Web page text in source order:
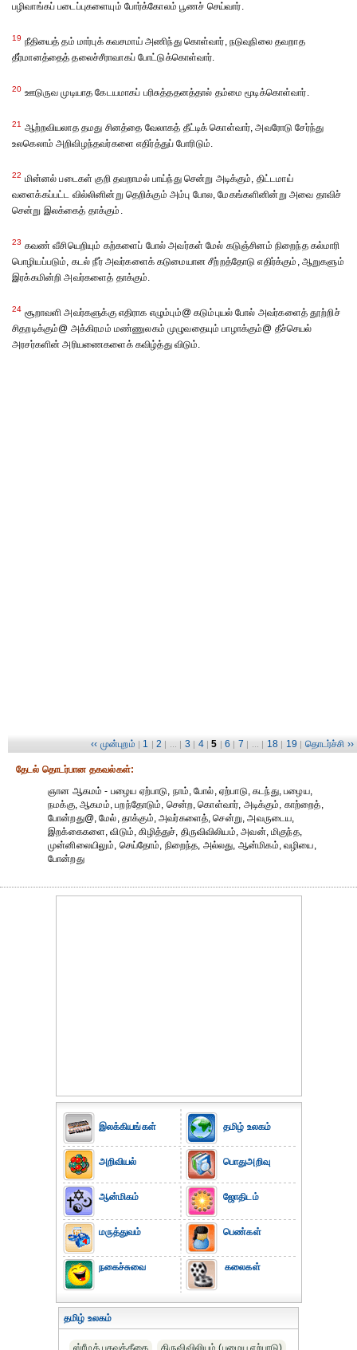
பழிவாங்கப் படைப்புகளையும் போர்க்கோலம் பூணச் செய்வார்.
19 நீதியைத் தம் மார்புக் கவசமாய் அணிந்து கொள்வார், நடுவுநிலை தவறாத
தீர்மானத்தைத் தலைச்சீராவாகப் போட்டுக்கொள்வார்.
20 ஊடுருவ முடியாத கேடயமாகப் பரிசுத்ததனத்தால் தம்மை மூடிக்கொள்வார்.
21 ஆற்றவியலாத தமது சினத்தை வேலாகத் தீட்டிக் கொள்வார், அவரோடு சேர்ந்து
உலகெலாம் அறிவிழந்தவர்களை எதிர்த்துப் போரிடும்.
22 மின்னல் படைகள் குறி தவறாமல் பாய்ந்து சென்று அடிக்கும், திட்டமாய்
வளைக்கப்பட்ட வில்லினின்று தெறிக்கும் அம்பு போல, மேகங்களினின்று அவை தாவிச்
சென்று இலக்கைத் தாக்கும்.
23 கவண் வீசியெறியும் கற்களைப் போல் அவர்கள் மேல் கடுஞ்சினம் நிறைந்த கல்மாரி
பொழியப்படும், கடல் நீர் அவர்களைக் கடுமையான சீற்றத்தோடு எதிர்க்கும், ஆறுகளும்
இரக்கமின்றி அவர்களைத் தாக்கும்.
24 சூறாவளி அவர்களுக்கு எதிராக எழும்பும்@ கடும்புயல் போல் அவர்களைத் தூற்றிச்
சிதறடிக்கும்@ அக்கிரமம் மண்ணுலகம் முழுவதையும் பாழாக்கும்@ தீச்செயல்
அரசர்களின் அரியணைகளைக் கவிழ்த்து விடும்.
‹‹ முன்புறம் | 1 | 2 | ... | 3 | 4 | 5 | 6 | 7 | ... | 18 | 19 | தொடர்ச்சி ››
தேட‌ல் தொட‌ர்பான தகவ‌ல்க‌ள்:
ஞான ஆகமம் - பழைய ஏற்பாடு, நாம், போல், ஏற்பாடு, கடந்து, பழைய,
நமக்கு, ஆகமம், பறந்தோடும், சென்ற, கொள்வார், அடிக்கும், காற்றைத்,
போன்றது@, மேல், தாக்கும், அவர்களைத், சென்று, அவருடைய,
இறக்கைகளை, விடும், கிழித்துச், திருவிவிலியம், அவன், மிகுந்த,
முன்னிலையிலும், செய்தோம், நிறைந்த, அல்லது, ஆன்மிகம், வழியை,
போன்றது
இலக்கியங்கள்
அறிவியல்
ஆன்மிகம்
மருத்துவம்
நகைச்சுவை
தமிழ் உலகம்
பொதுஅறிவு
ஜோதிடம்
பெண்கள்
கலைகள்
தமிழ் உலகம்
ஸ்ரீமத் பகவத்கீதை திருவிவிலியம் (பழைய ஏற்பாடு)